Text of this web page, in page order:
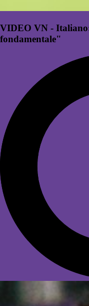
VIDEO VN -
fondamentale"